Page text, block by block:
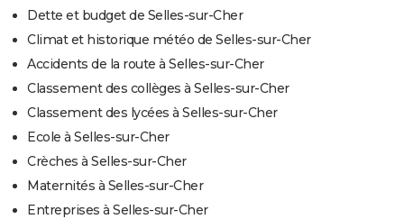
Dette et budget de Selles-sur-Cher
Climat et historique météo de Selles-sur-Cher
Accidents de la route à Selles-sur-Cher
Classement des collèges à Selles-sur-Cher
Classement des lycées à Selles-sur-Cher
Ecole à Selles-sur-Cher
Crèches à Selles-sur-Cher
Maternités à Selles-sur-Cher
Entreprises à Selles-sur-Cher